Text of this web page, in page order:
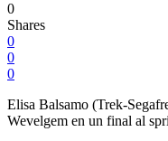
0
Shares
0
0
0
Elisa Balsamo (Trek-
Wevelgem en un final al